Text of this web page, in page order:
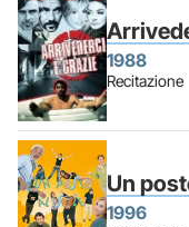
1988
Recitazione
Un
1996